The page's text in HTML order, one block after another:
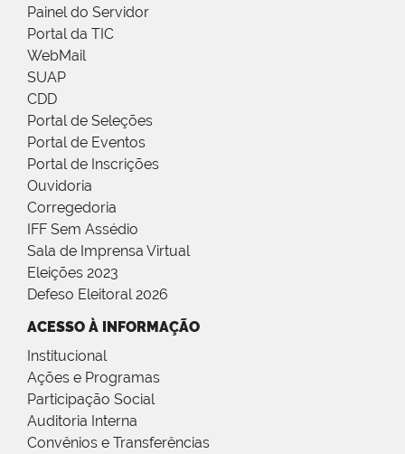
Painel do Servidor
Portal da TIC
WebMail
SUAP
CDD
Portal de Seleções
Portal de Eventos
Portal de Inscrições
Ouvidoria
Corregedoria
IFF Sem Assédio
Sala de Imprensa Virtual
Eleições 2023
Defeso Eleitoral 2026
ACESSO À INFORMAÇÃO
Institucional
Ações e Programas
Participação Social
Auditoria Interna
Convênios e Transferências